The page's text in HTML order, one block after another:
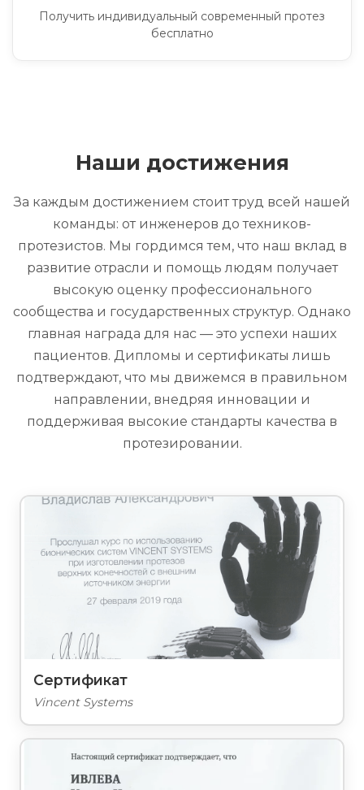
Получить индивидуальный современный протез
бесплатно
Наши достижения
За каждым достижением стоит труд всей нашей
команды: от инженеров до техников-
протезистов. Мы гордимся тем, что наш вклад в
развитие отрасли и помощь людям получает
высокую оценку профессионального
сообщества и государственных структур. Однако
главная награда для нас — это успехи наших
пациентов. Дипломы и сертификаты лишь
подтверждают, что мы движемся в правильном
направлении, внедряя инновации и
поддерживая высокие стандарты качества в
протезировании.
Сертификат
Vincent Systems